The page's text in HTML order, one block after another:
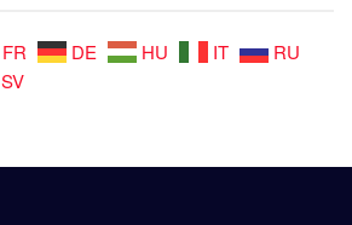
FR DE HU IT RU
SV